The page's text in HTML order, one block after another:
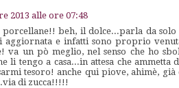
2013 alle ore 07:48
porcellane!! beh, il dolce...parla da
aggiornata e infatti sono proprio
va un pò meglio, nel senso che ho
li tengo a casa...in attesa che
tesoro! anche qui piove, ahimè,
di zucca!!!!!